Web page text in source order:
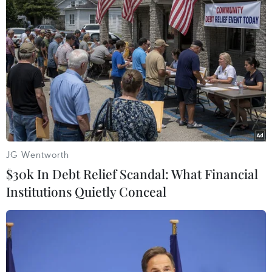
#Khánh Hòa
JG Wentworth
$30k In Debt Relief Scandal: What Financial
Institutions Quietly Conceal